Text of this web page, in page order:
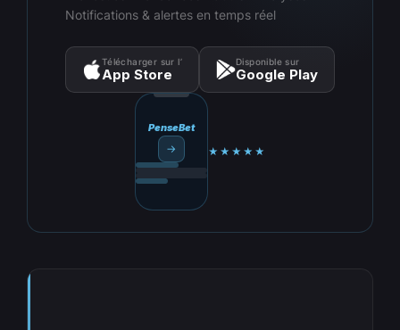
Notifications & alertes en temps réel
Télécharger sur l’
App Store
Disponible sur
Google Play
PenseBet
→ ★★★★★